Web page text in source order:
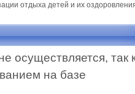
отдыха детей и их
осуществляется, так
на базе